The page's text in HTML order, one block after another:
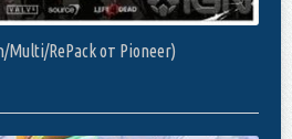
Multi/RePack от Pioneer)